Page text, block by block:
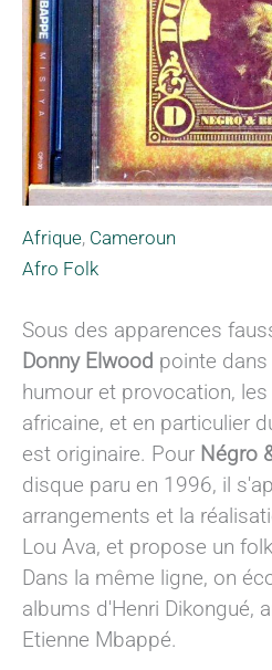
Afrique, Cameroun
Afro Folk
Sous des apparences
Donny Elwood pointe
humour et provocation,
africaine, et en particulier
est originaire. Pour Négro
disque paru en 1996, il
arrangements et la
Lou Ava, et propose un
Dans la même ligne, on
albums d'Henri Dikongué,
Etienne Mbappé.